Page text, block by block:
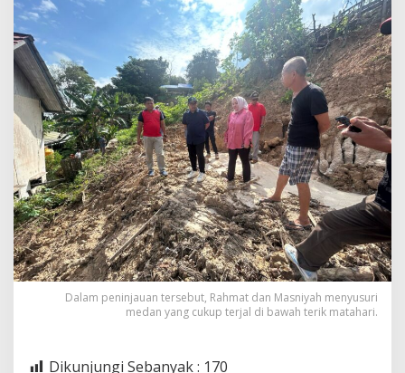
Sangasanga
Dalam,
Bakal
Kawal
Penanganan
Dalam peninjauan tersebut, Rahmat dan Masniyah menyusuri
medan yang cukup terjal di bawah terik matahari.
Dikunjungi Sebanyak : 170